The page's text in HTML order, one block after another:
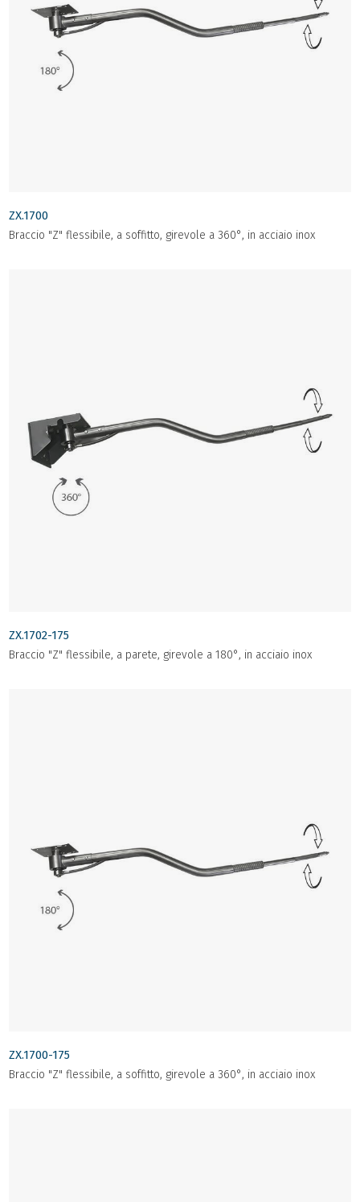
ZX.1700
Braccio "Z" flessibile, a soffitto, girevole a 360°, in acciaio inox
ZX.1702-175
Braccio "Z" flessibile, a parete, girevole a 180°, in acciaio inox
ZX.1700-175
Braccio "Z" flessibile, a soffitto, girevole a 360°, in acciaio inox